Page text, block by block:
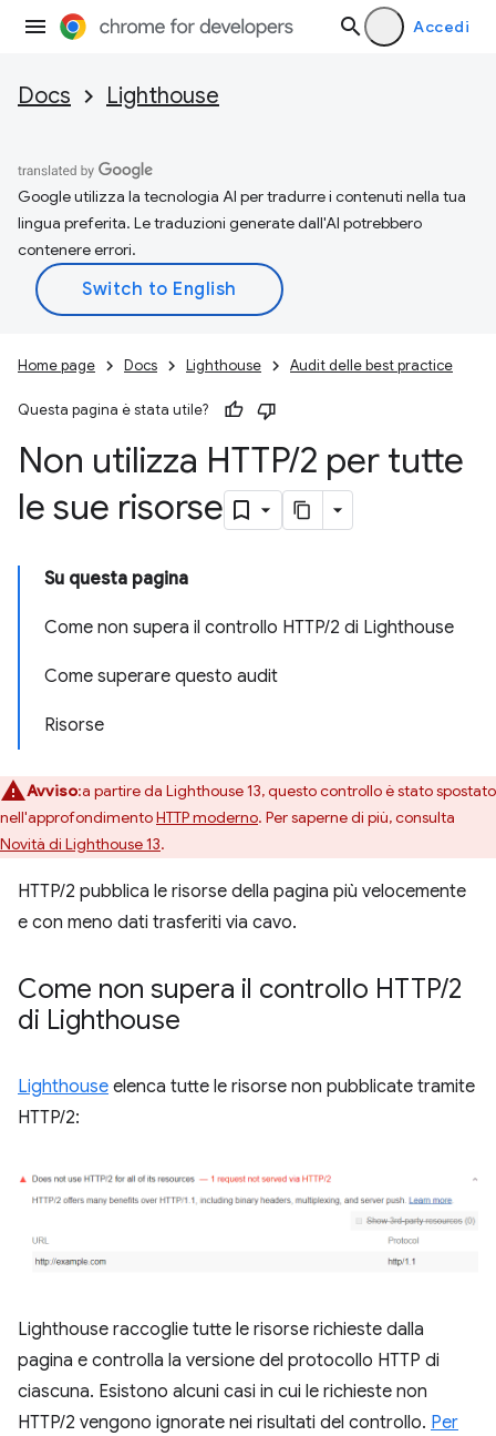
Accedi
Docs Lighthouse
Google utilizza la tecnologia AI per tradurre i contenuti nella tua
lingua preferita. Le traduzioni generate dall'AI potrebbero
contenere errori.
Home page Docs Lighthouse Audit delle best practice
Questa pagina è stata utile?
Non utilizza HTTP/2 per tutte
le sue risorse
Su questa pagina
Come non supera il controllo HTTP/2 di Lighthouse
Come superare questo audit
Risorse
Avviso:a partire da Lighthouse 13, questo controllo è stato spostato
nell'approfondimentoHTTP moderno. Per saperne di più, consulta
Novità di Lighthouse 13.
HTTP/2 pubblica le risorse della pagina più velocemente
e con meno dati trasferiti via cavo.
Come non supera il controllo HTTP/2
di Lighthouse
Lighthouse elenca tutte le risorse non pubblicate tramite
HTTP/2:
Lighthouse raccoglie tutte le risorse richieste dalla
pagina e controlla la versione del protocollo HTTP di
ciascuna. Esistono alcuni casi in cui le richieste non
HTTP/2 vengono ignorate nei risultati del controllo. Per